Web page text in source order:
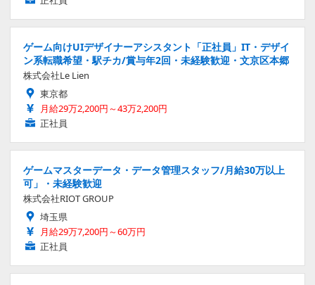
ゲーム向けUIデザイナーアシスタント「正社員」IT・デザイ
ン系転職希望・駅チカ/賞与年2回・未経験歓迎・文京区本郷
株式会社Le Lien
東京都
月給29万2,200円～43万2,200円
正社員
ゲームマスターデータ・データ管理スタッフ/月給30万以上
可」・未経験歓迎
株式会社RIOT GROUP
埼玉県
月給29万7,200円～60万円
正社員